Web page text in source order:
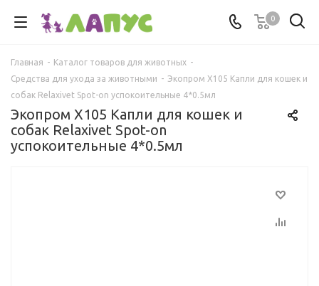
0
Главная - Каталог товаров для животных -
Средства для ухода за животными - Экопром X105 Капли для кошек и
собак Relaxivet Spot-on успокоительные 4*0.5мл
Экопром X105 Капли для кошек и
собак Relaxivet Spot-on
успокоительные 4*0.5мл